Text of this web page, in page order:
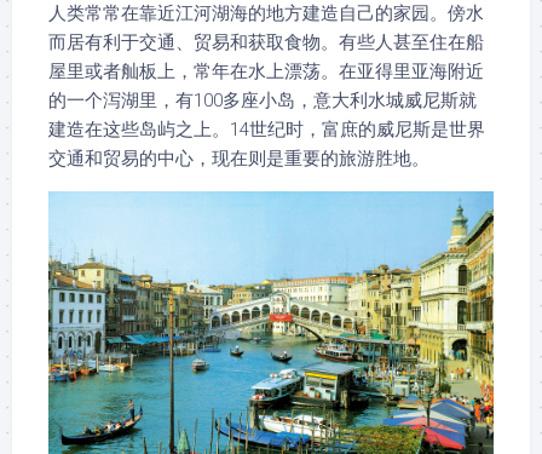
人类常常在靠近江河湖海的地方建造自己的家园。傍水
而居有利于交通、贸易和获取食物。有些人甚至住在船
屋里或者舢板上，常年在水上漂荡。在亚得里亚海附近
的一个泻湖里，有100多座小岛，意大利水城威尼斯就
建造在这些岛屿之上。14世纪时，富庶的威尼斯是世界
交通和贸易的中心，现在则是重要的旅游胜地。